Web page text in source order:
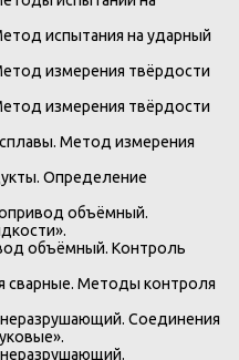
испытания на ударный
измерения твёрдости
измерения твёрдости
Метод измерения
Определение
объёмный.
объёмный. Контроль
сварные. Методы контроля
Соединения